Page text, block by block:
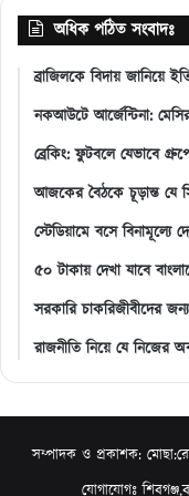
অধিক পঠিত সংবাদঃ
ব্রাজিলকে বিদায় জানিয়ে
নকআউটে আর্জেন্টিনা:
ব্রেকিং: ফুটবলে যেভাবে
আজকের বৈঠকে চূড়ান্ত যে
স্টেডিয়ামে বসে বিনামূল্যে
৫০ টাকায় দেখা যাবে
সরকারি চাকরিজীবীদের
রাজনীতি নিয়ে যে নিজের
সম্পাদক ও প্রকাশক:
যোগাযোগঃ